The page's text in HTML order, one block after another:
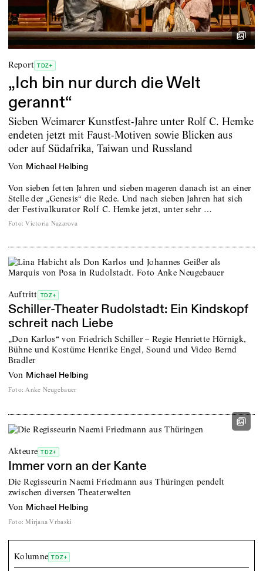
Report TDZ+
„Ich bin nur durch die Welt
gerannt“
Sieben Weimarer Kunstfest-Jahre unter Rolf C. Hemke
endeten jetzt mit Faust-Motiven sowie Blicken aus
oder auf Südafrika, Taiwan und Russland
von Michael Helbing
Von sieben fetten Jahren und sieben mageren danach ist an einer
Stelle der „Genesis“ die Rede. Und nach sieben Jahren hat sich
der Festivalkurator Rolf C. Hemke jetzt, unter sehr …
Foto: Victoria Nazarova
Auftritt TDZ+
Schiller-Theater Rudolstadt: Ein Kindskopf
schreit nach Liebe
„Don Karlos“ von Friedrich Schiller – Regie Henriette Hörnigk,
Bühne und Kostüme Henrike Engel, Sound und Video Bernd
Bradler
von Michael Helbing
Foto: Anke Neugebauer
Akteure TDZ+
Immer vorn an der Kante
Die Regisseurin Naemi Friedmann aus Thüringen pendelt
zwischen diversen Theaterwelten
von Michael Helbing
Foto: Mirjana Vrbaski
Kolumne TDZ+